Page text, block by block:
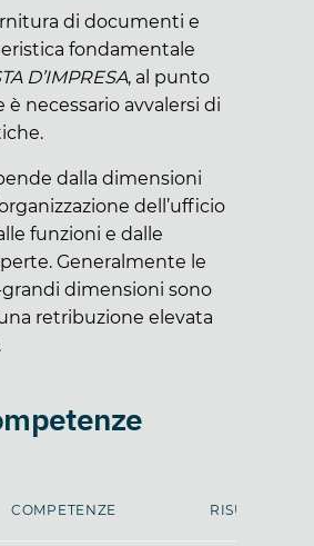
di documenti e
fondamentale
D’IMPRESA, al punto
necessario avvalersi di
dalla dimensioni
dell’ufficio
funzioni e dalle
Generalmente le
dimensioni sono
retribuzione elevata
COMPETENZE RISULTATI